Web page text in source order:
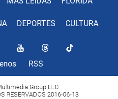
DEPORTES CULTURA
RSS
Group LLC.
RESERVADOS 2016-06-13